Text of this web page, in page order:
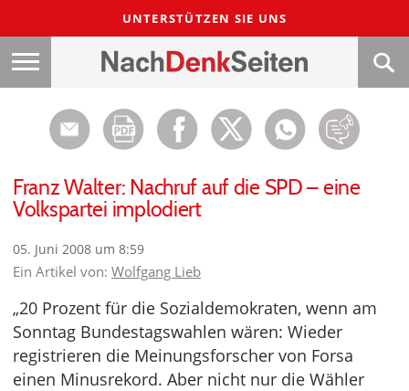
UNTERSTÜTZEN SIE UNS
Franz Walter: Nachruf auf die SPD – eine
Volkspartei implodiert
05. Juni 2008 um 8:59
Ein Artikel von: Wolfgang Lieb
„20 Prozent für die Sozialdemokraten, wenn am
Sonntag Bundestagswahlen wären: Wieder
registrieren die Meinungsforscher von Forsa
einen Minusrekord. Aber nicht nur die Wähler